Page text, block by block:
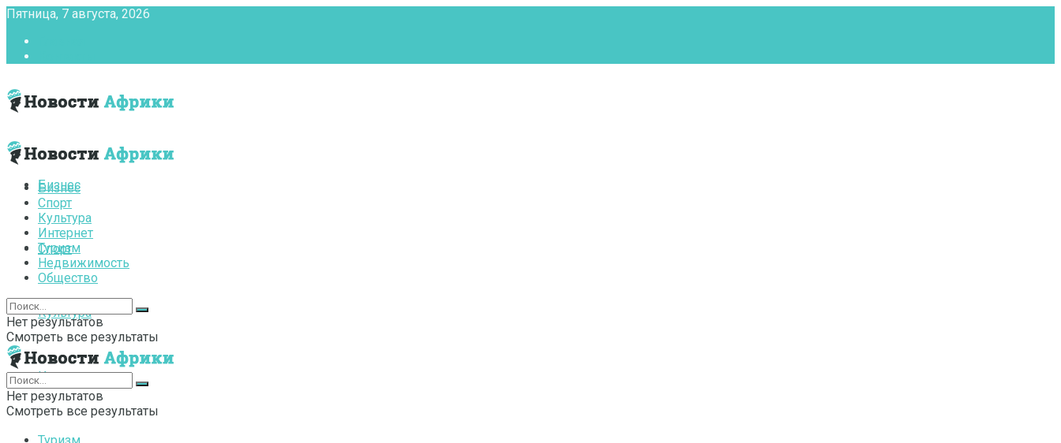
Пятница, 7 августа, 2026
Бизнес
Спорт
Культура
Интернет
Бизнес
Спорт
Культура
Интернет
Туризм
Недвижимость
Общество
Нет результатов
Смотреть все результаты
Нет результатов
Смотреть все результаты